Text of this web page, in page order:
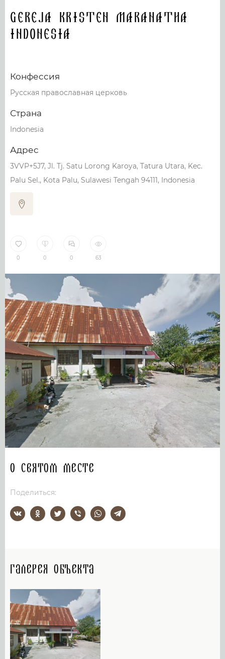
Gereja kristen Maranatha
Indonesia
Конфессия
Русская православная церковь
Страна
Indonesia
Адрес
3VVP+5J7, Jl. Tj. Satu Lorong Karoya, Tatura Utara, Kec.
Palu Sel., Kota Palu, Sulawesi Tengah 94111, Indonesia
0 0 0 63
О святом месте
Поделиться:
Галерея объекта